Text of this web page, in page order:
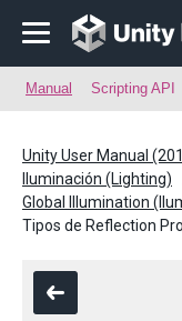
Manual Scripting API
Unity User Manual
Iluminación (Lighting)
Global Illumination
Tipos de Reflection